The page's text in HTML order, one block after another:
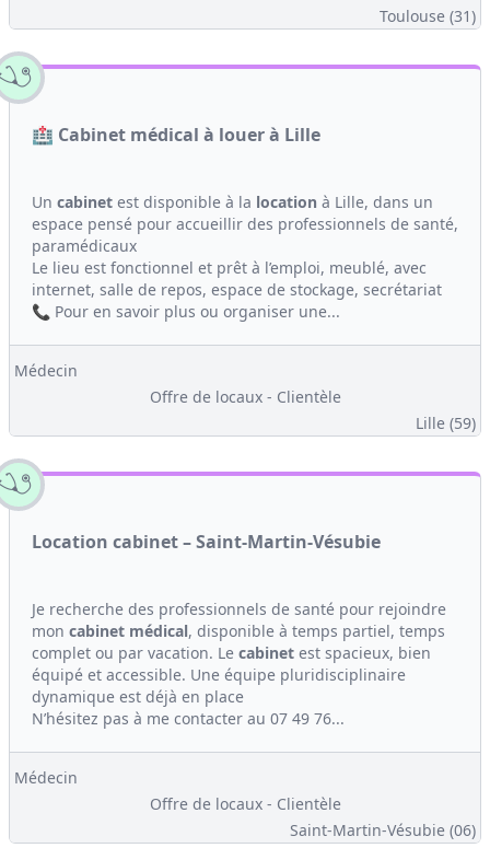
Toulouse (31)
🏥 Cabinet médical à louer à Lille
Un cabinet est disponible à la location à Lille, dans un
espace pensé pour accueillir des professionnels de santé,
paramédicaux
Le lieu est fonctionnel et prêt à l’emploi, meublé, avec
internet, salle de repos, espace de stockage, secrétariat
📞 Pour en savoir plus ou organiser une...
Médecin
Offre de locaux - Clientèle
Lille (59)
Location cabinet – Saint-Martin-Vésubie
Je recherche des professionnels de santé pour rejoindre
mon cabinet médical, disponible à temps partiel, temps
complet ou par vacation. Le cabinet est spacieux, bien
équipé et accessible. Une équipe pluridisciplinaire
dynamique est déjà en place
N’hésitez pas à me contacter au 07 49 76...
Médecin
Offre de locaux - Clientèle
Saint-Martin-Vésubie (06)